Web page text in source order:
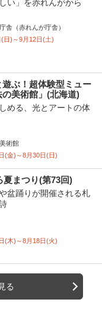
い」を赤れんがから
舎（赤れんが庁舎）
日)～9月12日(土)
ぶ！超体験型ミュー
美術館」(北海道)
める、光とアートの体
術館
(金)～8月30日(日)
夏まつり(第73回)
盆踊りが開催される札
(木)～8月18日(火)
る